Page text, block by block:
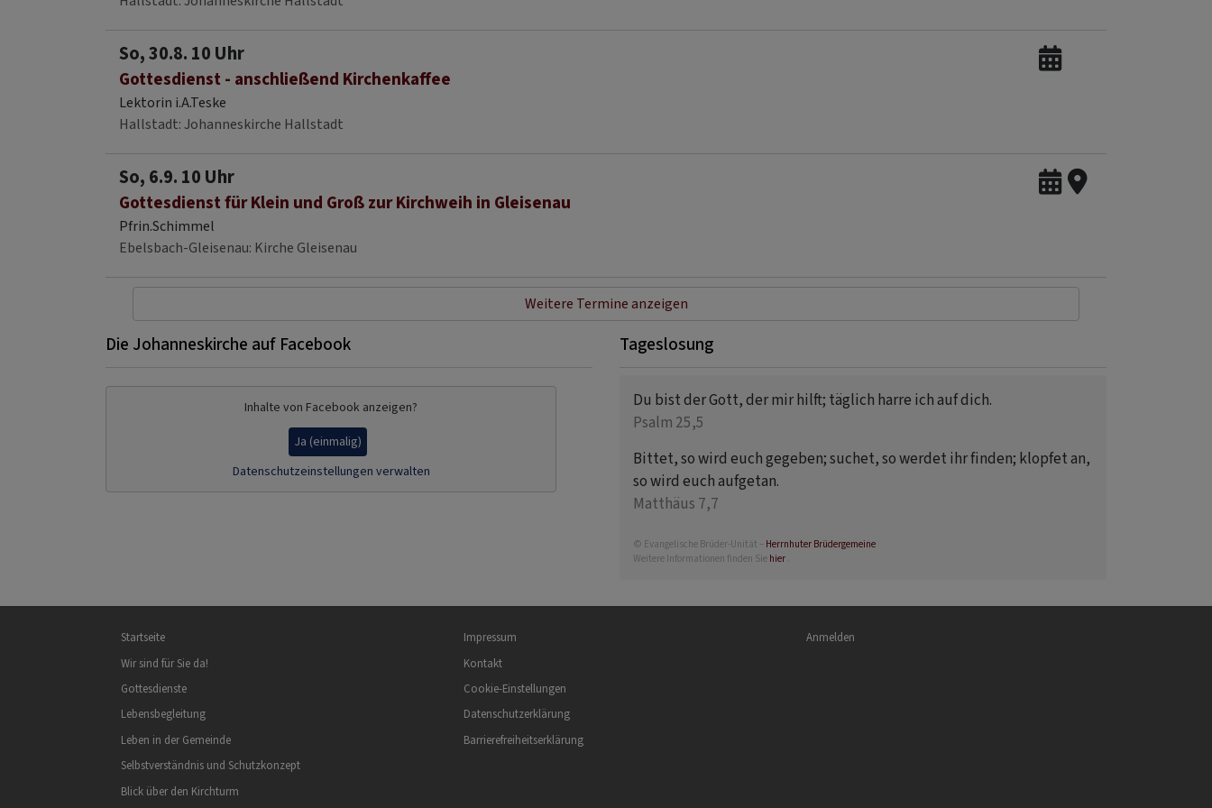
So, 30.8. 10 Uhr
Gottesdienst - anschließend Kirchenkaffee
Lektorin i.A.Teske
Hallstadt Johanneskirche Hallstadt
So, 6.9. 10 Uhr
Gottesdienst für Klein und Groß zur Kirchweih in Gleisenau
Pfrin.Schimmel
Ebelsbach-Gleisenau Kirche Gleisenau
Weitere Termine anzeigen
Die Johanneskirche auf Facebook
Inhalte von Facebook anzeigen?
Ja (einmalig)
Datenschutzeinstellungen verwalten
Tageslosung
Du bist der Gott, der mir hilft; täglich harre ich auf dich.
Psalm 25,5
Bittet, so wird euch gegeben; suchet, so werdet ihr finden; klopfet an,
so wird euch aufgetan.
Matthäus 7,7
© Evangelische Brüder-Unität – Herrnhuter Brüdergemeine
Weitere Informationen finden Sie hier .
Hauptnavigation
Startseite
Wir sind für Sie da!
Gottesdienste
Lebensbegleitung
Leben in der Gemeinde
Selbstverständnis und Schutzkonzept
Blick über den Kirchturm
Fußbereichsmenü
Impressum
Kontakt
Cookie-Einstellungen
Datenschutzerklärung
Barrierefreiheitserklärung
Benutzermenü
Anmelden